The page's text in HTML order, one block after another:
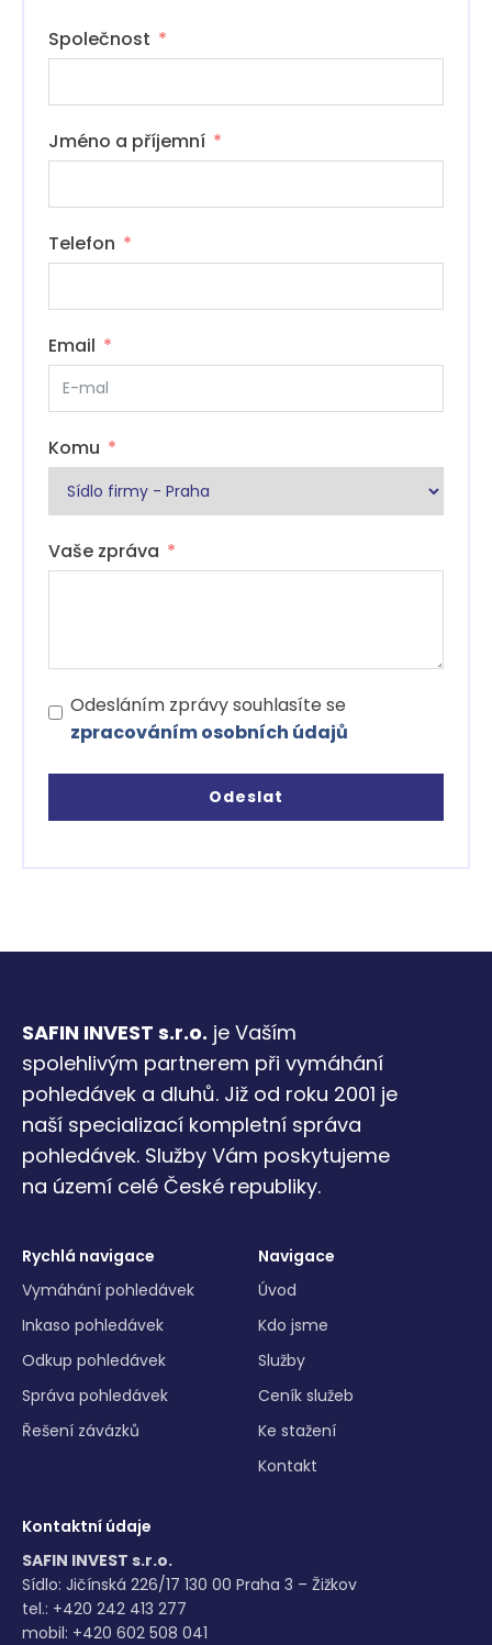
Společnost
Jméno a příjemní
Telefon
Email
Komu
Vaše zpráva
Odesláním zprávy souhlasíte se
zpracováním osobních údajů
Odeslat
SAFIN INVEST s.r.o. je Vaším
spolehlivým partnerem při vymáhání
pohledávek a dluhů. Již od roku 2001 je
naší specializací kompletní správa
pohledávek. Služby Vám poskytujeme
na území celé České republiky.
Rychlá navigace
Vymáhání pohledávek
Inkaso pohledávek
Odkup pohledávek
Správa pohledávek
Řešení závázků
Navigace
Úvod
Kdo jsme
Služby
Ceník služeb
Ke stažení
Kontakt
Kontaktní údaje
SAFIN INVEST s.r.o.
Sídlo: Jičínská 226/17 130 00 Praha 3 – Žižkov
tel.: +420 242 413 277
mobil: +420 602 508 041